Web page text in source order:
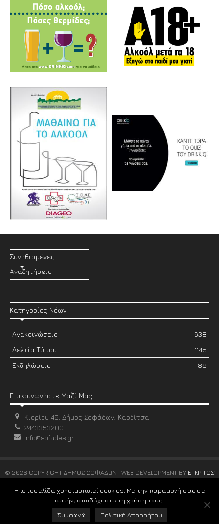
Συνηθισμένες
Αναζητήσεις
Κατηγορίες Νέων
Ανακοινώσεις
638
Δελτία Τύπου
1145
Εκδηλώσεις
89
Επικοινωνήστε Μαζί Μας
Κιερίου 49, Δήμος Σοφάδων, Καρδίτσα
2443353200
info@sofades.gr
© 2026 COPYRIGHT ΔΗΜΟΣ ΣΟΦΑΔΩΝ | WEB DEVELOPMENT BY ΕΓΚΡΙΤΟΣ
Η ιστοσελίδα χρησιμοποιεί cookies. Με την παραμονή σας σε
αυτήν, αποδέχεστε τη χρήση τους.
Συμφωνώ
Πολιτική Απορρήτου